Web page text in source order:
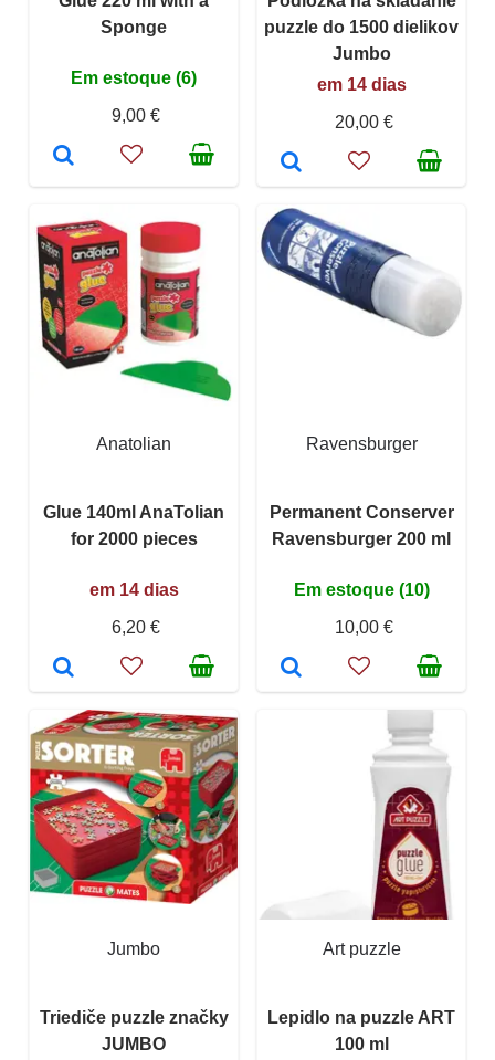
Sponge
Em estoque (6)
9,00 €
puzzle do 1500 dielikov
Jumbo
em 14 dias
20,00 €
Anatolian
Glue 140ml AnaTolian
for 2000 pieces
em 14 dias
6,20 €
Ravensburger
Permanent Conserver
Ravensburger 200 ml
Em estoque (10)
10,00 €
Jumbo
Triediče puzzle značky
JUMBO
Art puzzle
Lepidlo na puzzle ART
100 ml